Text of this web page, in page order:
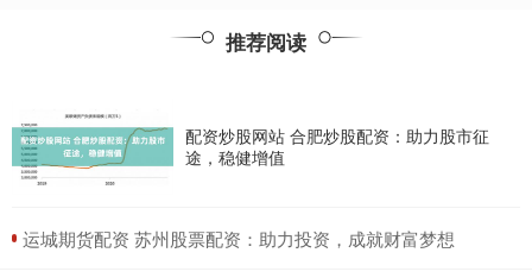
推荐阅读
配资炒股网站 合肥炒股配资：助力股市征
途，稳健增值
​运城期货配资 苏州股票配资：助力投资，成就财富梦想